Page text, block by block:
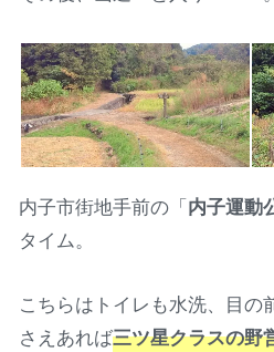
内子市街地手前の「内子運動
タイム。
こちらはトイレも水洗、目の
さえあれば三ツ星クラスの野